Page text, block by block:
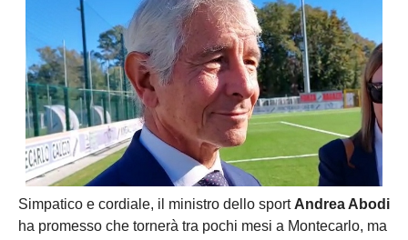
Carica la tua Rosa
Amatori AICS Lucca
Simpatico e cordiale, il ministro dello sport Andrea Abodi
ha promesso che tornerà tra pochi mesi a Montecarlo, ma